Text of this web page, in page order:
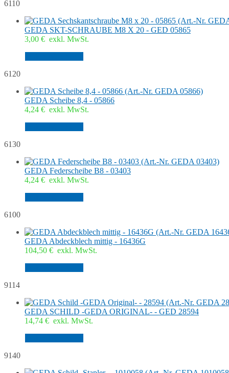
6110
GEDA SKT-SCHRAUBE M8 X 20 - GED 05865
3,00 € exkl. MwSt.
6120
GEDA Scheibe 8,4 - 05866
4,24 € exkl. MwSt.
6130
GEDA Federscheibe B8 - 03403
4,24 € exkl. MwSt.
6100
GEDA Abdeckblech mittig - 16436G
104,50 € exkl. MwSt.
9114
GEDA SCHILD -GEDA ORIGINAL- - GED 28594
14,74 € exkl. MwSt.
9140